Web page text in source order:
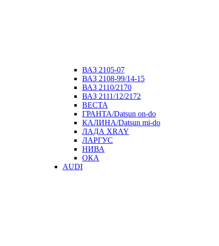
ВАЗ 2105-07
ВАЗ 2108-99/14-15
ВАЗ 2110/2170
ВАЗ 2111/12/2172
ВЕСТА
ГРАНТА/Datsun on-do
КАЛИНА/Datsun mi-do
ЛАДА XRAY
ЛАРГУС
НИВА
ОКА
AUDI